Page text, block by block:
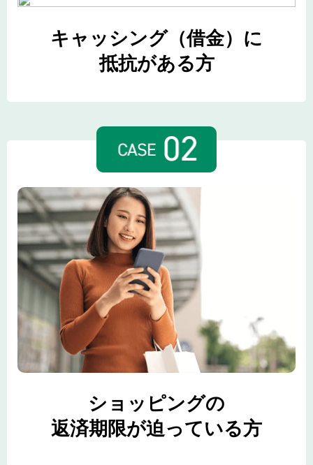
キャッシング（借金）に
抵抗がある方
ショッピングの
返済期限が迫っている方